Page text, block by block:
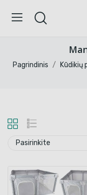
Pagrindinis Kūdikių
Pasirinkite